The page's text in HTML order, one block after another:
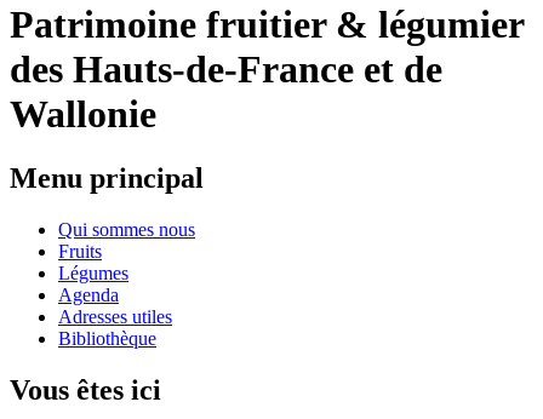
Patrimoine fruitier & légumier
des Hauts-de-France et de
Wallonie
Menu principal
Qui sommes nous
Fruits
Légumes
Agenda
Adresses utiles
Bibliothèque
Vous êtes ici